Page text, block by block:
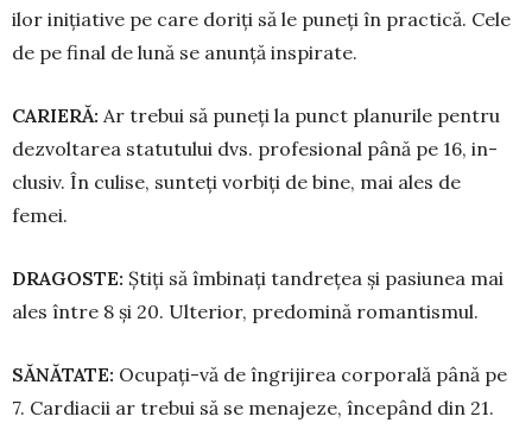
ilor inițiative pe care doriți să le pu­neți în practică. Cele
de pe final de lună se anunță inspirate.
CARIERĂ: Ar trebui să pu­neți la punct planurile pen­tru
dezvoltarea statutului dvs. pro­fesional până pe 16, in­
clu­siv. În culise, sunteți vorbiți de bine, mai ales de
femei.
DRAGOSTE: Știți să îmbinați tan­drețea și pasiunea mai
ales între 8 și 20. Ulterior, predomină roman­tis­mul.
SĂNĂTATE: Ocupați-vă de îngri­jirea corporală până pe
7. Cardiacii ar trebui să se menajeze, începând din 21.